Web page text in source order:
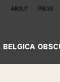
ABOUT PRESS
BELGICA